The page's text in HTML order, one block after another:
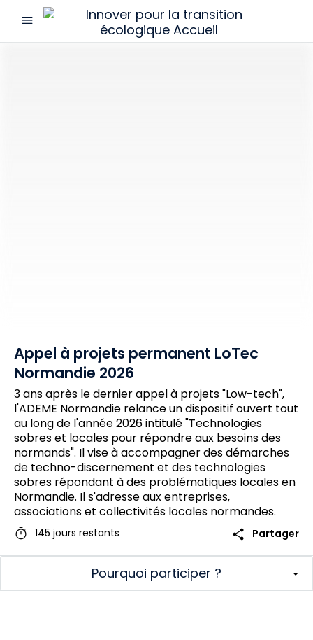
menu
Innover
Appel à projets permanent LoTec
Normandie 2026
3 ans après le dernier appel à projets "Low-tech",
l'ADEME Normandie relance un dispositif ouvert tout
au long de l'année 2026 intitulé "Technologies
sobres et locales pour répondre aux besoins des
normands". Il vise à accompagner des démarches
de techno-discernement et des technologies
sobres répondant à des problématiques locales en
Normandie. Il s'adresse aux entreprises,
associations et collectivités locales normandes.
timer 145 jours restants share Partager
Pourquoi participer ?